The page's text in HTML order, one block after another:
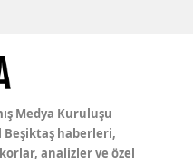
Medya Kuruluşu
Beşiktaş haberleri,
analizler ve özel